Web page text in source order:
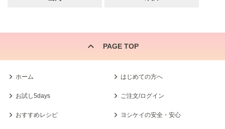
PAGE TOP
ホーム はじめての方へ
お試し5days ご注文/ログイン
おすすめレシピ ヨシケイの安全・安心